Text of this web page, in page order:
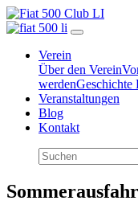
Verein
Über den Verein
werdenGeschichte
Veranstaltungen
Blog
Kontakt